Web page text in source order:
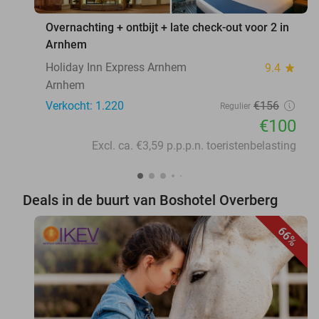
Overnachting + ontbijt + late check-out voor 2 in
Arnhem
Holiday Inn Express Arnhem
9.4 star
Arnhem
Verkocht: 1.220
Regulier €156
€100
Excl. ca. €3,59 p.p.p.n. toeristenbelasting
Deals in de buurt van Boshotel Overberg
66%